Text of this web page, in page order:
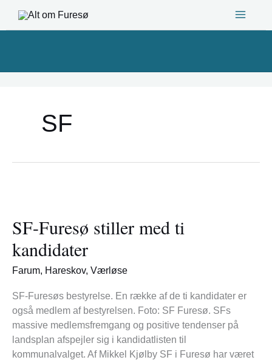
SF
SF-Furesø stiller med ti
kandidater
Farum, Hareskov, Værløse
SF-Furesøs bestyrelse. En række af de ti kandidater er
også medlem af bestyrelsen. Foto: SF Furesø. SFs
massive medlemsfremgang og positive tendenser på
landsplan afspejler sig i kandidatlisten til
kommunalvalget. Af Mikkel Kjølby SF i Furesø har været
stiller
med
ti
kandidater